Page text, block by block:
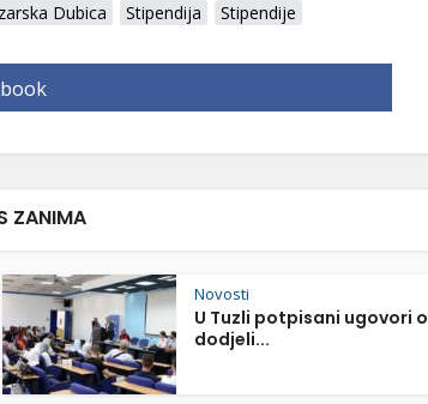
Dubica Stipendija Stipendije
ZANIMA
Novosti
U Tuzli potpisani ugovori o
dodjeli...